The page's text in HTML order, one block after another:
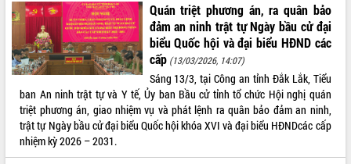
Quán triệt phương án, ra quân bảo
đảm an ninh trật tự Ngày bầu cử đại
biểu Quốc hội và đại biểu HĐND các
cấp (13/03/2026, 14:07)
Sáng 13/3, tại Công an tỉnh Đắk Lắk, Tiểu
ban An ninh trật tự và Y tế, Ủy ban Bầu cử tỉnh tổ chức Hội nghị quán
triệt phương án, giao nhiệm vụ và phát lệnh ra quân bảo đảm an ninh,
trật tự Ngày bầu cử đại biểu Quốc hội khóa XVI và đại biểu HĐNDcác cấp
nhiệm kỳ 2026 – 2031.